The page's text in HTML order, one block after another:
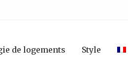
de logements Style